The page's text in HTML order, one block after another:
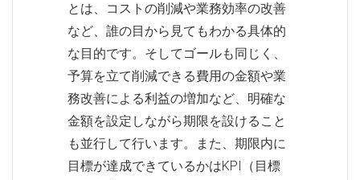
とは、コストの削減や業務効率の改善
など、誰の目から見てもわかる具体的
な目的です。そしてゴールも同じく、
予算を立て削減できる費用の金額や業
務改善による利益の増加など、明確な
金額を設定しながら期限を設けること
も並行して行います。また、期限内に
目標が達成できているかはKPI（目標